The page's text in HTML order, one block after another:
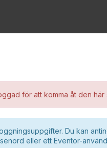
för att komma åt den här
Du kan
eller ett Eventor-